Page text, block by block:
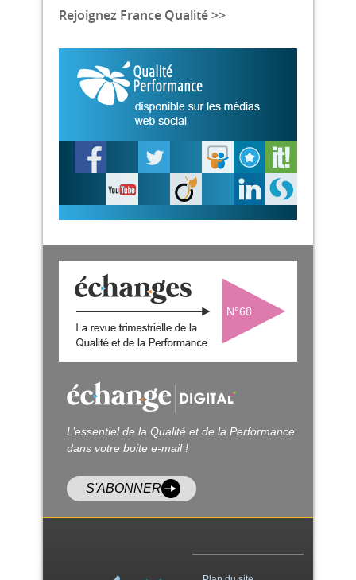
Rejoignez France Qualité >>
N°68
L’essentiel de la Qualité et de la Performance
dans votre boite e-mail !
S'ABONNER